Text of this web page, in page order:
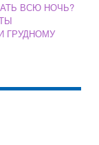
ВСЮ НОЧЬ?
ГРУДНОМУ